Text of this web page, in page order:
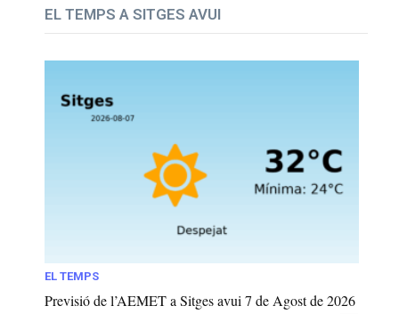
EL TEMPS A SITGES AVUI
EL TEMPS
Previsió de l’AEMET a Sitges avui 7 de Agost de 2026